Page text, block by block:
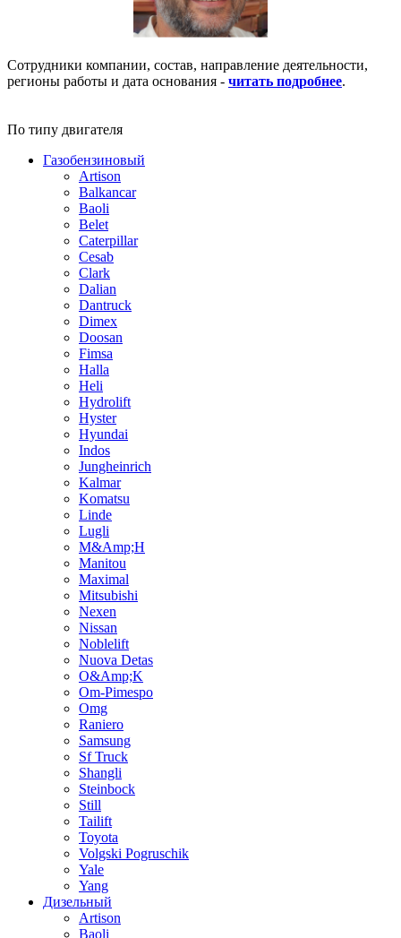
Сотрудники компании, состав, направление деятельности,
регионы работы и дата основания - читать подробнее.
По типу двигателя
Газобензиновый
Artison
Balkancar
Baoli
Belet
Caterpillar
Cesab
Clark
Dalian
Dantruck
Dimex
Doosan
Fimsa
Halla
Heli
Hydrolift
Hyster
Hyundai
Indos
Jungheinrich
Kalmar
Komatsu
Linde
Lugli
M&Amp;H
Manitou
Maximal
Mitsubishi
Nexen
Nissan
Noblelift
Nuova Detas
O&Amp;K
Om-Pimespo
Omg
Raniero
Samsung
Sf Truck
Shangli
Steinbock
Still
Tailift
Toyota
Volgski Pogruschik
Yale
Yang
Дизельный
Artison
Baoli